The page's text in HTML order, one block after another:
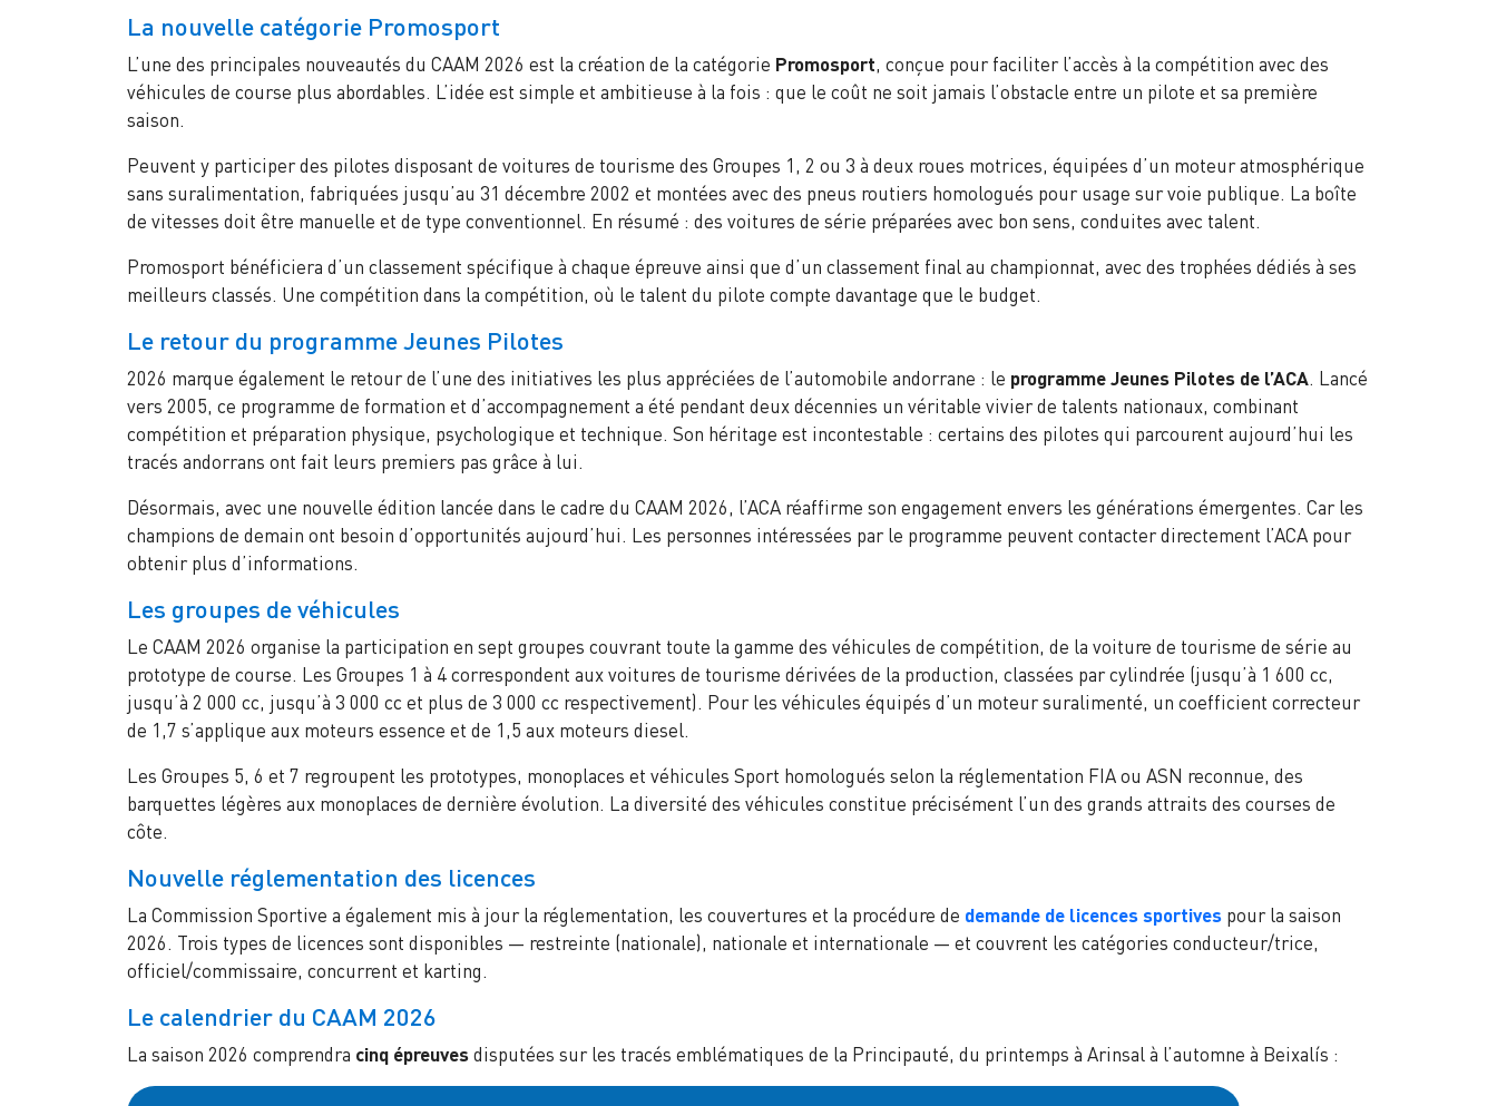
La nouvelle catégorie Promosport
L’une des principales nouveautés du CAAM 2026 est la création de la catégorie Promosport, conçue pour faciliter l’accès à la compétition avec des
véhicules de course plus abordables. L’idée est simple et ambitieuse à la fois : que le coût ne soit jamais l’obstacle entre un pilote et sa première
saison.
Peuvent y participer des pilotes disposant de voitures de tourisme des Groupes 1, 2 ou 3 à deux roues motrices, équipées d’un moteur atmosphérique
sans suralimentation, fabriquées jusqu’au 31 décembre 2002 et montées avec des pneus routiers homologués pour usage sur voie publique. La boîte
de vitesses doit être manuelle et de type conventionnel. En résumé : des voitures de série préparées avec bon sens, conduites avec talent.
Promosport bénéficiera d’un classement spécifique à chaque épreuve ainsi que d’un classement final au championnat, avec des trophées dédiés à ses
meilleurs classés. Une compétition dans la compétition, où le talent du pilote compte davantage que le budget.
Le retour du programme Jeunes Pilotes
2026 marque également le retour de l’une des initiatives les plus appréciées de l’automobile andorrane : le programme Jeunes Pilotes de l’ACA. Lancé
vers 2005, ce programme de formation et d’accompagnement a été pendant deux décennies un véritable vivier de talents nationaux, combinant
compétition et préparation physique, psychologique et technique. Son héritage est incontestable : certains des pilotes qui parcourent aujourd’hui les
tracés andorrans ont fait leurs premiers pas grâce à lui.
Désormais, avec une nouvelle édition lancée dans le cadre du CAAM 2026, l’ACA réaffirme son engagement envers les générations émergentes. Car les
champions de demain ont besoin d’opportunités aujourd’hui. Les personnes intéressées par le programme peuvent contacter directement l’ACA pour
obtenir plus d’informations.
Les groupes de véhicules
Le CAAM 2026 organise la participation en sept groupes couvrant toute la gamme des véhicules de compétition, de la voiture de tourisme de série au
prototype de course. Les Groupes 1 à 4 correspondent aux voitures de tourisme dérivées de la production, classées par cylindrée (jusqu’à 1 600 cc,
jusqu’à 2 000 cc, jusqu’à 3 000 cc et plus de 3 000 cc respectivement). Pour les véhicules équipés d’un moteur suralimenté, un coefficient correcteur
de 1,7 s’applique aux moteurs essence et de 1,5 aux moteurs diesel.
Les Groupes 5, 6 et 7 regroupent les prototypes, monoplaces et véhicules Sport homologués selon la réglementation FIA ou ASN reconnue, des
barquettes légères aux monoplaces de dernière évolution. La diversité des véhicules constitue précisément l’un des grands attraits des courses de
côte.
Nouvelle réglementation des licences
La Commission Sportive a également mis à jour la réglementation, les couvertures et la procédure de demande de licences sportives pour la saison
2026. Trois types de licences sont disponibles — restreinte (nationale), nationale et internationale — et couvrent les catégories conducteur/trice,
officiel/commissaire, concurrent et karting.
Le calendrier du CAAM 2026
La saison 2026 comprendra cinq épreuvesdisputées sur les tracés emblématiques de la Principauté, du printemps à Arinsal à l’automne à Beixalís :